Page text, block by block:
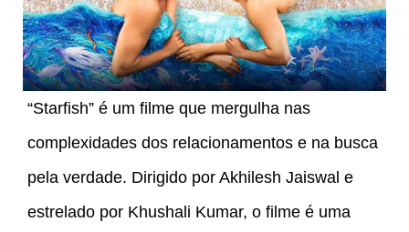
“Starfish” é um filme que mergulha nas
complexidades dos relacionamentos e na busca
pela verdade. Dirigido por Akhilesh Jaiswal e
estrelado por Khushali Kumar, o filme é uma